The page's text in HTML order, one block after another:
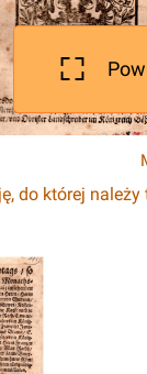
do której należy